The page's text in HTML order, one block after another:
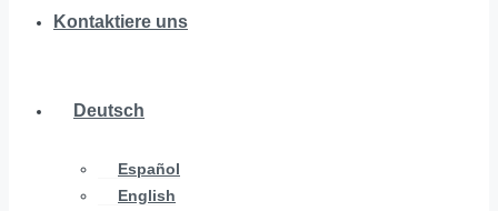
Kontaktiere uns
Deutsch
Español
English